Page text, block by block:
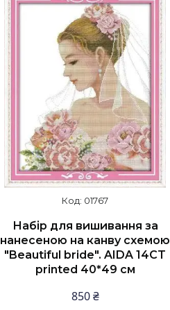
01767
Набір для вишивання за
нанесеною на канву схемою
"Beautiful bride". AIDA 14CT
printed 40*49 см
850 ₴